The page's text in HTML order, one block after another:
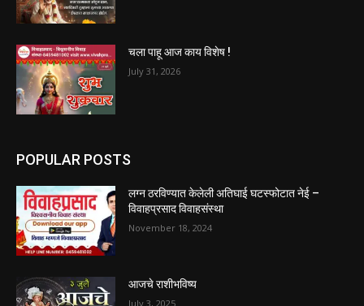
चला पाहू आज काय विशेष !
July 31, 2026
POPULAR POSTS
लग्न ठरविण्यात केलेली अतिघाई घटस्फोटात नेई –
विवाहप्रसाद विवाहसंस्था
November 18, 2024
आजचे राशीभविष्य
July 3, 2025